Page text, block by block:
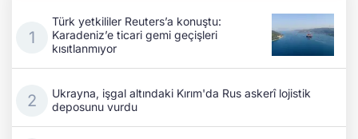
Türk yetkililer Reuters’a konuştu:
Karadeniz’e ticari gemi geçişleri
kısıtlanmıyor
Ukrayna, işgal altındaki Kırım'da Rus askerî lojistik
deposunu vurdu